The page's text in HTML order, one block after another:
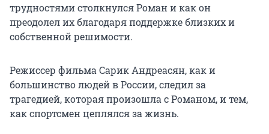
трудностями столкнулся Роман и как он
преодолел их благодаря поддержке близких и
собственной решимости.
Режиссер фильма Сарик Андреасян, как и
большинство людей в России, следил за
трагедией, которая произошла с Романом, и тем,
как спортсмен цеплялся за жизнь.